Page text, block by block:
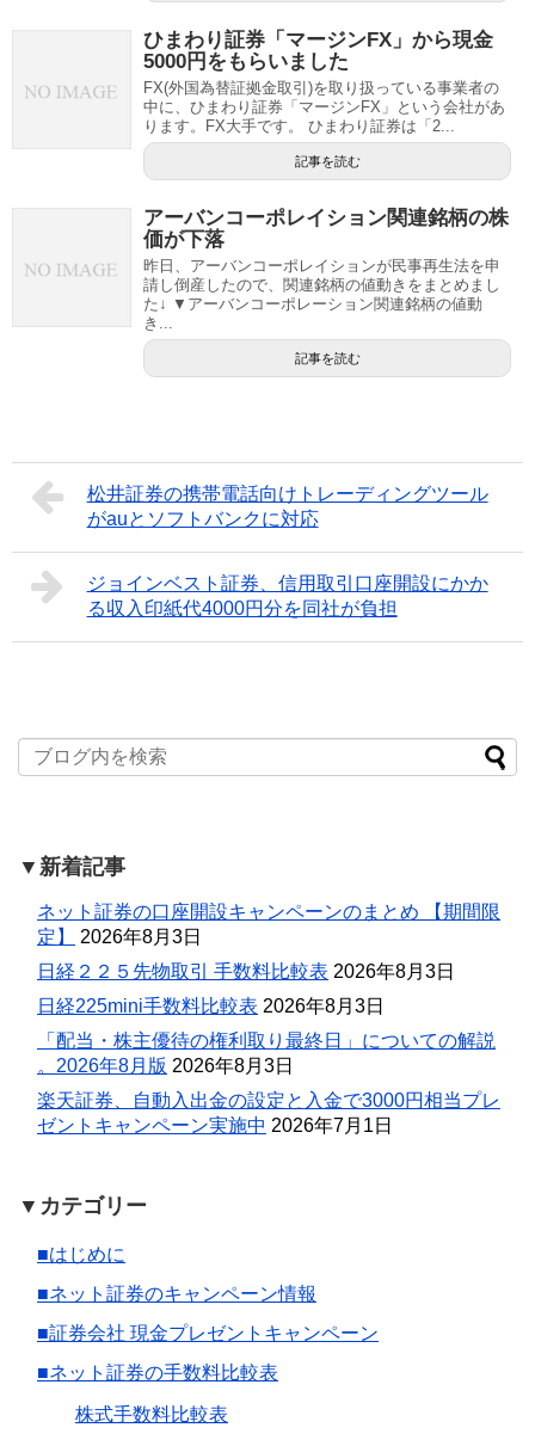
ひまわり証券「マージンFX」から現金
5000円をもらいました
FX(外国為替証拠金取引)を取り扱っている事業者の
中に、ひまわり証券「マージンFX」という会社があ
ります。FX大手です。 ひまわり証券は「2...
記事を読む
アーバンコーポレイション関連銘柄の株
価が下落
昨日、アーバンコーポレイションが民事再生法を申
請し倒産したので、関連銘柄の値動きをまとめまし
た↓ ▼アーバンコーポレーション関連銘柄の値動
き...
記事を読む
松井証券の携帯電話向けトレーディングツール
がauとソフトバンクに対応
ジョインベスト証券、信用取引口座開設にかか
る収入印紙代4000円分を同社が負担
▼新着記事
ネット証券の口座開設キャンペーンのまとめ 【期間限
定】
2026年8月3日
日経２２５先物取引 手数料比較表 2026年8月3日
日経225mini手数料比較表 2026年8月3日
「配当・株主優待の権利取り最終日」についての解説
。2026年8月版 2026年8月3日
楽天証券、自動入出金の設定と入金で3000円相当プレ
ゼントキャンペーン実施中 2026年7月1日
▼カテゴリー
■はじめに
■ネット証券のキャンペーン情報
■証券会社 現金プレゼントキャンペーン
■ネット証券の手数料比較表
株式手数料比較表